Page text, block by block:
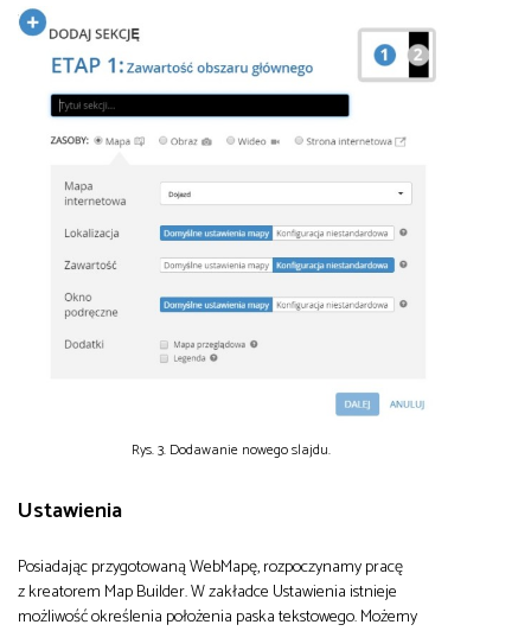
Rys. 3. Dodawanie nowego slajdu.
Ustawienia
Posiadając przygotowaną WebMapę, rozpoczynamy pracę
z kreatorem Map Builder. W zakładce Ustawienia istnieje
możliwość określenia położenia paska tekstowego. Możemy